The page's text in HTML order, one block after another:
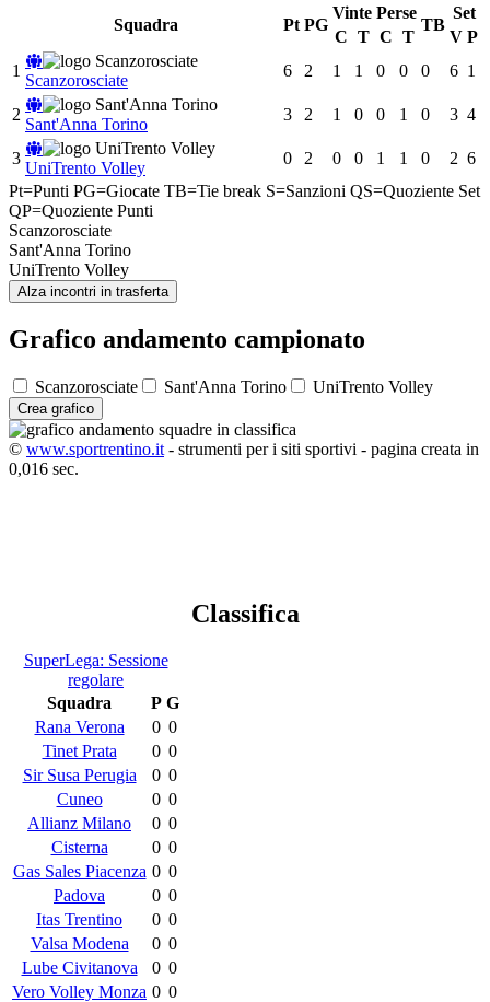
Squadra
Pt PG
Vinte Perse
TB
Set
C T C T V P
1
Scanzorosciate
6 2 1 1 0 0 0 6 1
2
Sant'Anna Torino
3 2 1 0 0 1 0 3 4
3
UniTrento Volley
0 2 0 0 1 1 0 2 6
Pt=Punti PG=Giocate TB=Tie break S=Sanzioni QS=Quoziente Set
QP=Quoziente Punti
Scanzorosciate
Sant'Anna Torino
UniTrento Volley
Alza incontri in trasferta
Grafico andamento campionato
Scanzorosciate Sant'Anna Torino UniTrento Volley
Crea grafico
© www.sportrentino.it- strumenti per i siti sportivi - pagina creata in
0,016 sec.
Classifica
SuperLega: Sessione
regolare
Squadra
P G
Rana Verona
0 0
Tinet Prata
0 0
Sir Susa Perugia
0 0
Cuneo
0 0
Allianz Milano
0 0
Cisterna
0 0
Gas Sales Piacenza 0 0
Padova
0 0
Itas Trentino
0 0
Valsa Modena
0 0
Lube Civitanova
0 0
Vero Volley Monza 0 0